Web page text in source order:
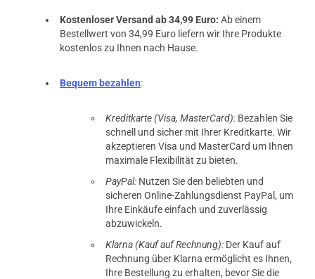
Kostenloser Versand ab 34,99 Euro: Ab einem
Bestellwert von 34,99 Euro liefern wir Ihre Produkte
kostenlos zu Ihnen nach Hause.
Bequem bezahlen:
Kreditkarte (Visa, MasterCard): Bezahlen Sie
schnell und sicher mit Ihrer Kreditkarte. Wir
akzeptieren Visa und MasterCard um Ihnen
maximale Flexibilität zu bieten.
PayPal: Nutzen Sie den beliebten und
sicheren Online-Zahlungsdienst PayPal, um
Ihre Einkäufe einfach und zuverlässig
abzuwickeln.
Klarna (Kauf auf Rechnung): Der Kauf auf
Rechnung über Klarna ermöglicht es Ihnen,
Ihre Bestellung zu erhalten, bevor Sie die